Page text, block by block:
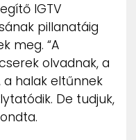
IGTV
pillanatáig
meg. “A
olvadnak, a
a halak eltűnnek
De tudjuk,